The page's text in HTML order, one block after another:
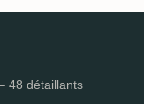
48 détaillants